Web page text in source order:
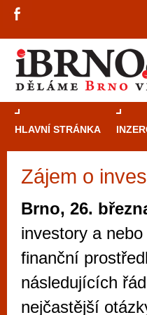
HLAVNÍ STRÁNKA
Zájem o
Brno, 26.
investory a
finanční
následujících
nejčastější
Mimo jiné je ale